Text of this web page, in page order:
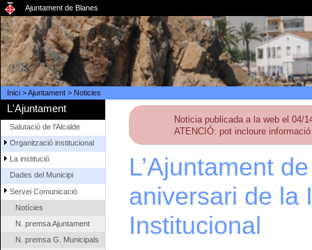
Ajuntament de Blanes
Inici>Ajuntament> Noticies
L'Ajuntament
Salutació de l'Alcalde
Organització institucional
La institució
Dades del Municipi
Servei Comunicació
Notícies
N. premsa Ajuntament
N. premsa G. Municipals
Noticia publicada a la web el 04/
ATENCIÓ: pot incloure
L’Ajuntament
aniversari de la
Institucional